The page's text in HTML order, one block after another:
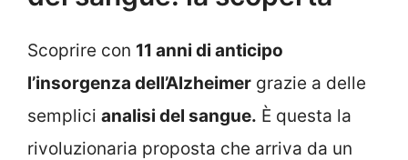
Scoprire con 11 anni di anticipo
l’insorgenza dell’Alzheimer grazie a delle
semplici analisi del sangue. È questa la
rivoluzionaria proposta che arriva da un